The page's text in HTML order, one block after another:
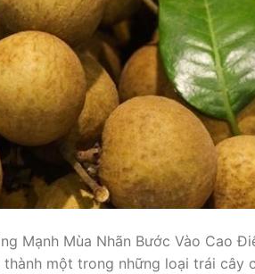
Mạnh Mùa Nhãn Bước Vào Cao
một trong những loại trái cây